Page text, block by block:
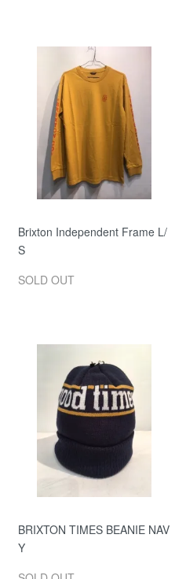
Brixton Independent Frame L/
S
SOLD OUT
BRIXTON TIMES BEANIE NAV
Y